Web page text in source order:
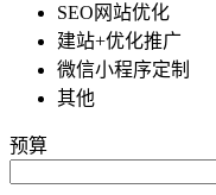
SEO网站优化
建站+优化推广
微信小程序定制
其他
预算